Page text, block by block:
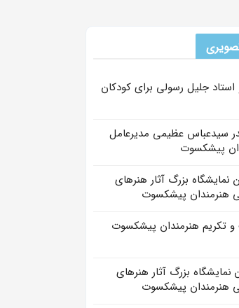
استاد جلیل رسولی برای کودکان
سیدعباس عظیمی مدیرعامل
پیشکسوت
نمایشگاه بزرگ آثار هنرهای
هنرمندان پیشکسوت
تکریم هنرمندان پیشکسوت
نمایشگاه بزرگ آثار هنرهای
هنرمندان پیشکسوت